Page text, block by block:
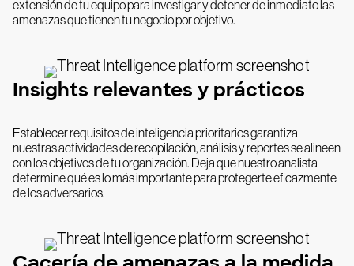
extensión de tu equipo para investigar y detener de inmediato las
amenazas que tienen tu negocio por objetivo.
Insights relevantes y prácticos
Establecer requisitos de inteligencia prioritarios garantiza
nuestras actividades de recopilación, análisis y reportes se alineen
con los objetivos de tu organización. Deja que nuestro analista
determine qué es lo más importante para protegerte eficazmente
de los adversarios.